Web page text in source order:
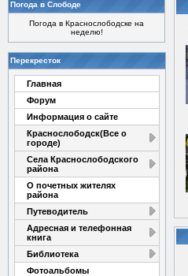
Погода в Слободе
Погода в Краснослободске на
неделю!
Перекресток
Главная
Форум
Информация о сайте
Краснослободск(Все о
городе)
Села Краснослободского
района
О почетных жителях
района
Путеводитель
Адресная и телефонная
книга
Библиотека
Фотоальбомы